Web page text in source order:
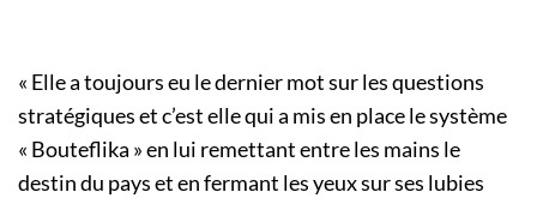
« Elle a toujours eu le dernier mot sur les questions
stratégiques et c’est elle qui a mis en place le système
« Bouteflika » en lui remettant entre les mains le
destin du pays et en fermant les yeux sur ses lubies